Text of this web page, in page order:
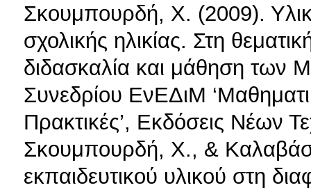
Σκουμπουρδή, Χ. (2009).
σχολικής ηλικίας. Στη
διδασκαλία και μάθηση των
Συνεδρίου ΕνΕΔιΜ
Πρακτικές’, Εκδόσεις Νέων
Σκουμπουρδή, Χ., &
εκπαιδευτικού υλικού στη